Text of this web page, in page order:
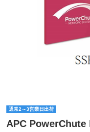
通常2～3営業日出荷
APC